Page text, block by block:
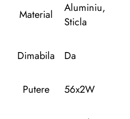
Material
Aluminiu,
Sticla
Dimabila Da
Putere 56x2W